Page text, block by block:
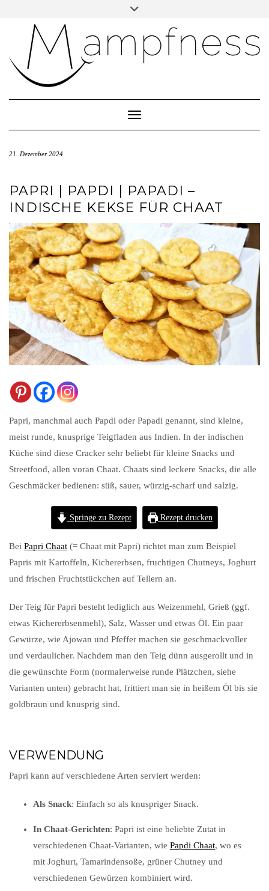
IMPRESSUM
DATENSCHUTZ
Toggle Navigation
21. Dezember 2024
PAPRI | PAPDI | PAPADI –
INDISCHE KEKSE FÜR CHAAT
Papri, manchmal auch Papdi oder Papadi genannt, sind kleine,
meist runde, knusprige Teigfladen aus Indien. In der indischen
Küche sind diese Cracker sehr beliebt für kleine Snacks und
Streetfood, allen voran Chaat. Chaats sind leckere Snacks, die alle
Geschmäcker bedienen: süß, sauer, würzig-scharf und salzig.
Springe zu Rezept Rezept drucken
Bei Papri Chaat (= Chaat mit Papri) richtet man zum Beispiel
Papris mit Kartoffeln, Kichererbsen, fruchtigen Chutneys, Joghurt
und frischen Fruchtstückchen auf Tellern an.
Der Teig für Papri besteht lediglich aus Weizenmehl, Grieß (ggf.
etwas Kichererbsenmehl), Salz, Wasser und etwas Öl. Ein paar
Gewürze, wie Ajowan und Pfeffer machen sie geschmackvoller
und verdaulicher. Nachdem man den Teig dünn ausgerollt und in
die gewünschte Form (normalerweise runde Plätzchen, siehe
Varianten unten) gebracht hat, frittiert man sie in heißem Öl bis sie
goldbraun und knusprig sind.
VERWENDUNG
Papri kann auf verschiedene Arten serviert werden:
Als Snack: Einfach so als knuspriger Snack.
In Chaat-Gerichten: Papri ist eine beliebte Zutat in
verschiedenen Chaat-Varianten, wie Papdi Chaat, wo es
mit Joghurt, Tamarindensoße, grüner Chutney und
verschiedenen Gewürzen kombiniert wird.